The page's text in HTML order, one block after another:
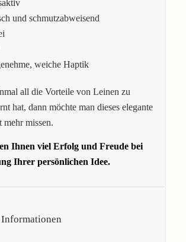
und schmutzabweisend
weiche Haptik
all die Vorteile von Leinen zu
hat, dann möchte man dieses elegante
missen.
Ihnen viel Erfolg und Freude bei
Ihrer persönlichen Idee.